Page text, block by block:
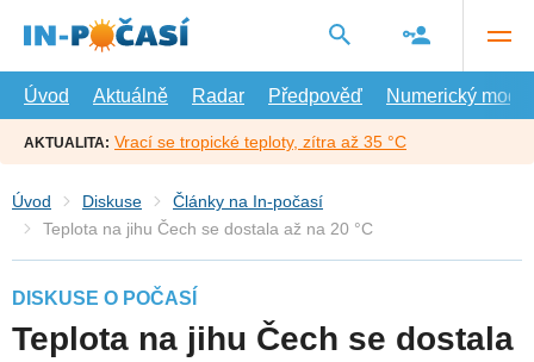
hlavní
Úvod
Aktuálně Radar Předpověď Numerický model
AKTUALITA: Vrací se tropické teploty, zítra až 35 °C
Úvod Diskuse
Články na In-počasí
Teplota na jihu Čech se dostala až na 20 °C
DISKUSE O POČASÍ
Teplota na jihu Čech se dostala